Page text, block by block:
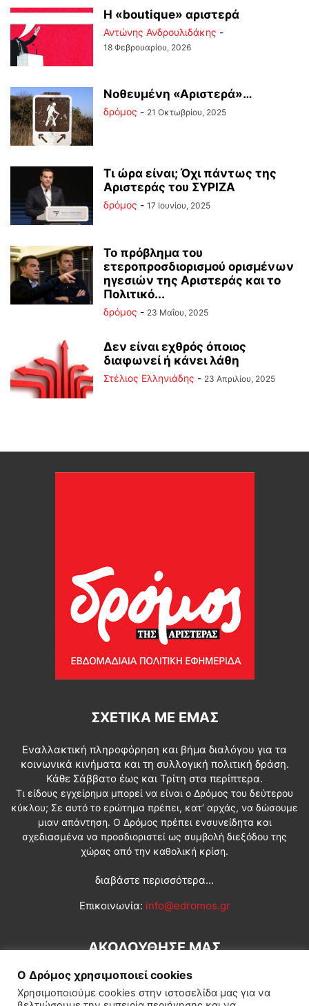
Η «boutique» αριστερά
Αντώνης Ανδρουλιδάκης -
18 Φεβρουαρίου, 2026
Νοθευμένη «Αριστερά»…
δρόμος - 21 Οκτωβρίου, 2025
Τι ώρα είναι; Όχι πάντως της
Αριστεράς του ΣΥΡΙΖΑ
δρόμος - 17 Ιουνίου, 2025
Το πρόβλημα του
ετεροπροσδιορισμού ορισμένων
ηγεσιών της Αριστεράς και το
Πολιτικό...
δρόμος - 23 Μαΐου, 2025
Δεν είναι εχθρός όποιος
διαφωνεί ή κάνει λάθη
Στέλιος Ελληνιάδης - 23 Απριλίου, 2025
ΣΧΕΤΙΚΆ ΜΕ ΕΜΆΣ
Εναλλακτική πληροφόρηση και βήμα διαλόγου για τα
κοινωνικά κινήματα και τη συλλογική πολιτική δράση.
Κάθε Σάββατο έως και Τρίτη στα περίπτερα.
Τι είδους εγχείρημα μπορεί να είναι ο Δρόμος του δεύτερου
κύκλου; Σε αυτό το ερώτημα πρέπει, κατ’ αρχάς, να δώσουμε
μιαν απάντηση. Ο Δρόμος πρέπει ενσυνείδητα και
σχεδιασμένα να προσδιοριστεί ως συμβολή διεξόδου της
χώρας από την καθολική κρίση.
διαβάστε περισσότερα...
Επικοινωνία: info@edromos.gr
ΑΚΟΛΟΥΘΗΣΕ ΜΑΣ
Ο Δρόμος χρησιμοποιεί cookies
Χρησιμοποιούμε cookies στην ιστοσελίδα μας για να